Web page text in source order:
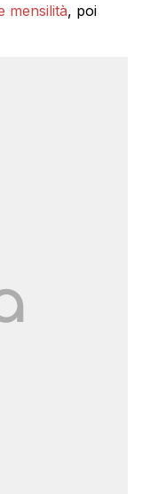
mensilità, poi